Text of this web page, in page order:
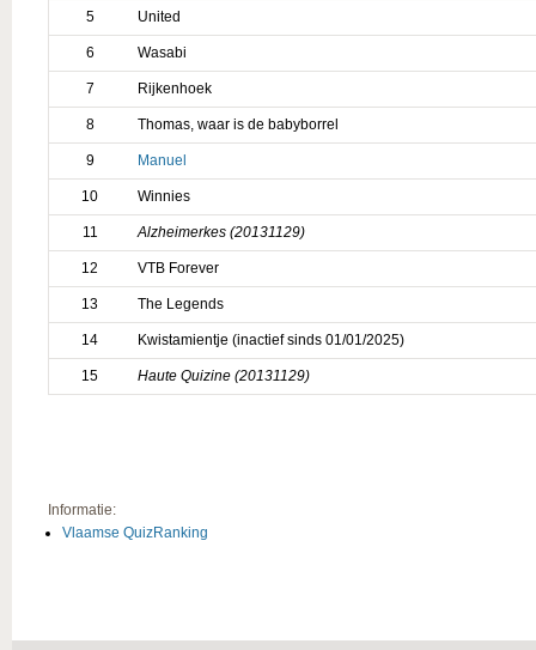
5 United
6 Wasabi
7 Rijkenhoek
8 Thomas, waar is de babyborrel
9 Manuel
10 Winnies
11 Alzheimerkes (20131129)
12 VTB Forever
13 The Legends
14 Kwistamientje (inactief sinds 01/01/2025)
15 Haute Quizine (20131129)
Informatie:
Vlaamse QuizRanking